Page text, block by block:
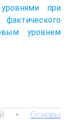
при
уровнем
- Основы